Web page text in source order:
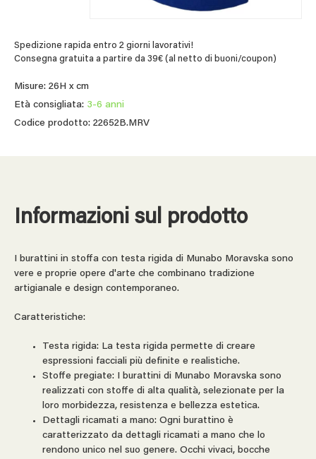
Spedizione rapida entro 2 giorni lavorativi!
Consegna gratuita a partire da 39€ (al netto di buoni/coupon)
Misure: 26H x cm
Età consigliata: 3-6 anni
Codice prodotto: 22652B.MRV
Informazioni sul prodotto
I burattini in stoffa con testa rigida di Munabo Moravska sono
vere e proprie opere d'arte che combinano tradizione
artigianale e design contemporaneo.
Caratteristiche:
Testa rigida: La testa rigida permette di creare
espressioni facciali più definite e realistiche.
Stoffe pregiate: I burattini di Munabo Moravska sono
realizzati con stoffe di alta qualità, selezionate per la
loro morbidezza, resistenza e bellezza estetica.
Dettagli ricamati a mano: Ogni burattino è
caratterizzato da dettagli ricamati a mano che lo
rendono unico nel suo genere. Occhi vivaci, bocche